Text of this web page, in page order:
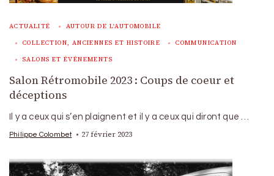
ACTUALITÉ AUTOUR DE L'AUTOMOBILE
COLLECTION, ANCIENNES ET HISTOIRE COMMUNICATION
SALONS ET ÉVÉNEMENTS
Salon Rétromobile 2023 : Coups de coeur et
déceptions
Il y a ceux qui s’en plaignent et il y a ceux qui diront que …
Philippe Colombet 27 février 2023